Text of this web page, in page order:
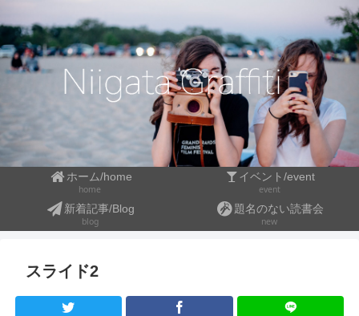
ホーム/home
home
イベント/event
event
新着記事/Blog
blog
題名のない読書会
new
スライド2